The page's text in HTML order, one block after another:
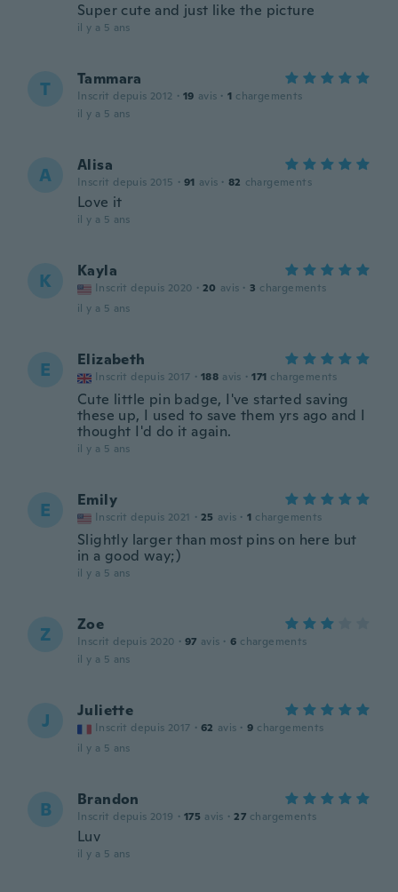
Super cute and just like the picture
il y a 5 ans
T Tammara
Inscrit depuis 2012 · 19 avis · 1 chargements
il y a 5 ans
A Alisa
Inscrit depuis 2015 · 91 avis · 82 chargements
Love it
il y a 5 ans
K Kayla
Inscrit depuis 2020 · 20 avis · 3 chargements
il y a 5 ans
E Elizabeth
Inscrit depuis 2017 · 188 avis · 171 chargements
Cute little pin badge, I've started saving
these up, I used to save them yrs ago and I
thought I'd do it again.
il y a 5 ans
E Emily
Inscrit depuis 2021 · 25 avis · 1 chargements
Slightly larger than most pins on here but
in a good way;)
il y a 5 ans
Z Zoe
Inscrit depuis 2020 · 97 avis · 6 chargements
il y a 5 ans
J Juliette
Inscrit depuis 2017 · 62 avis · 9 chargements
il y a 5 ans
B Brandon
Inscrit depuis 2019 · 175 avis · 27 chargements
Luv
il y a 5 ans